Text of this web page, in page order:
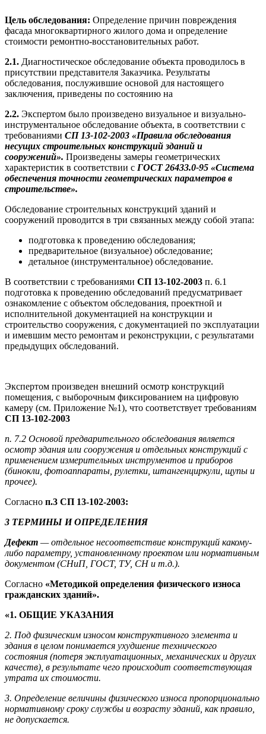
Цель обследования: Определение причин повреждения
фасада многоквартирного жилого дома и определение
стоимости ремонтно-восстановительных работ.
2.1. Диагностическое обследование объекта проводилось в
присутствии представителя Заказчика. Результаты
обследования, послужившие основой для настоящего
заключения, приведены по состоянию на
2.2. Экспертом было произведено визуальное и визуально-
инструментальное обследование объекта, в соответствии с
требованиями СП 13-102-2003 «Правила обследования
несущих строительных конструкций зданий и
сооружений». Произведены замеры геометрических
характеристик в соответствии с ГОСТ 26433.0-95 «Система
обеспечения точности геометрических параметров в
строительстве».
Обследование строительных конструкций зданий и
сооружений проводится в три связанных между собой этапа:
подготовка к проведению обследования;
предварительное (визуальное) обследование;
детальное (инструментальное) обследование.
В соответствии с требованиями СП 13-102-2003 п. 6.1
подготовка к проведению обследований предусматривает
ознакомление с объектом обследования, проектной и
исполнительной документацией на конструкции и
строительство сооружения, с документацией по эксплуатации
и имевшим место ремонтам и реконструкции, с результатами
предыдущих обследований.
Экспертом произведен внешний осмотр конструкций
помещения, с выборочным фиксированием на цифровую
камеру (см. Приложение №1), что соответствует требованиям
СП 13-102-2003
п. 7.2 Основой предварительного обследования является
осмотр здания или сооружения и отдельных конструкций с
применением измерительных инструментов и приборов
(бинокли, фотоаппараты, рулетки, штангенциркули, щупы и
прочее).
Согласно п.3 СП 13-102-2003:
3 ТЕРМИНЫ И ОПРЕДЕЛЕНИЯ
Дефект — отдельное несоответствие конструкций какому-
либо параметру, установленному проектом или нормативным
документом (СНиП, ГОСТ, ТУ, СН и т.д.).
Согласно «Методикой определения физического износа
гражданских зданий».
«1. ОБЩИЕ УКАЗАНИЯ
2. Под физическим износом конструктивного элемента и
здания в целом понимается ухудшение технического
состояния (потеря эксплуатационных, механических и других
качеств), в результате чего происходит соответствующая
утрата их стоимости.
3. Определение величины физического износа пропорционально
нормативному сроку службы и возрасту зданий, как правило,
не допускается.